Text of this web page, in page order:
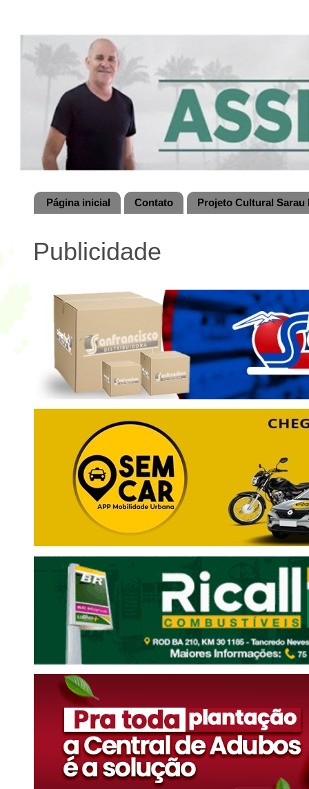
Página inicial Contato Projeto Cultural
Publicidade